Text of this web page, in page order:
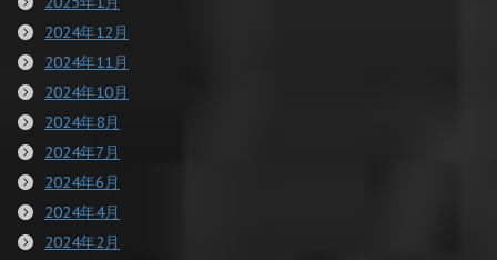
2024年12月
2024年11月
2024年10月
2024年8月
2024年7月
2024年6月
2024年4月
2024年2月